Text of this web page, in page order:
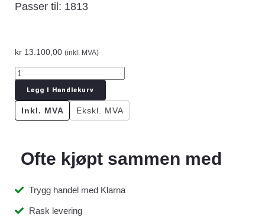
Passer til: 1813
kr 13.100,00 (inkl. MVA)
Legg I Handlekurv
Inkl. MVA Ekskl. MVA
Ofte kjøpt sammen med
Trygg handel med Klarna
Rask levering